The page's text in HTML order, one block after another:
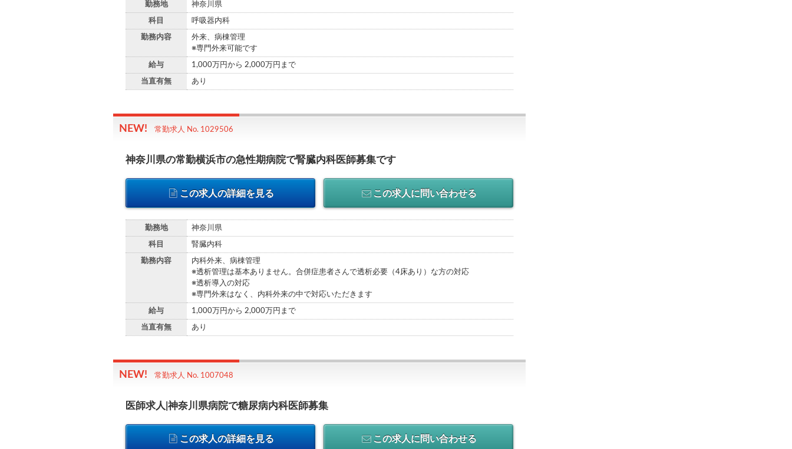
勤務地 神奈川県
科目 呼吸器内科
勤務内容
外来、病棟管理
※専門外来可能です
給与 1,000万円から 2,000万円まで
当直有無 あり
常勤求人 No. 1029506
神奈川県の常勤横浜市の急性期病院で腎臓内科医師募集です
この求人の詳細を見る この求人に問い合わせる
勤務地 神奈川県
科目 腎臓内科
勤務内容
内科外来、病棟管理
※透析管理は基本ありません。合併症患者さんで透析必要（4床あり）な方の対応
※透析導入の対応
※専門外来はなく、内科外来の中で対応いただきます
給与 1,000万円から 2,000万円まで
当直有無 あり
常勤求人 No. 1007048
医師求人|神奈川県病院で糖尿病内科医師募集
この求人の詳細を見る この求人に問い合わせる